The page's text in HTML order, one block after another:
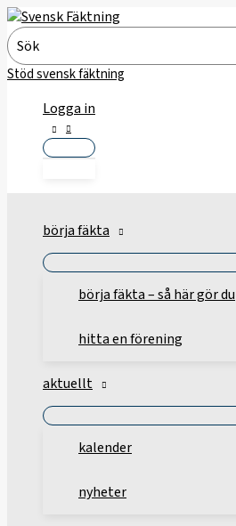
Hoppa
till
innehåll
Search
for:
Stöd svensk fäktning
Logga in
börja fäkta
börja fäkta – så här gör du
hitta en förening
aktuellt
kalender
nyheter